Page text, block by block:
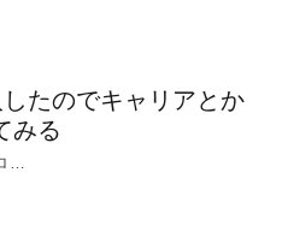
たのでキャリアとか
みる
…